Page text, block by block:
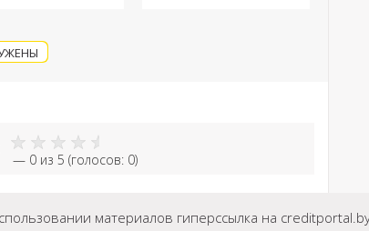
— 0 из 5 (голосов: 0)
материалов гиперссылка на